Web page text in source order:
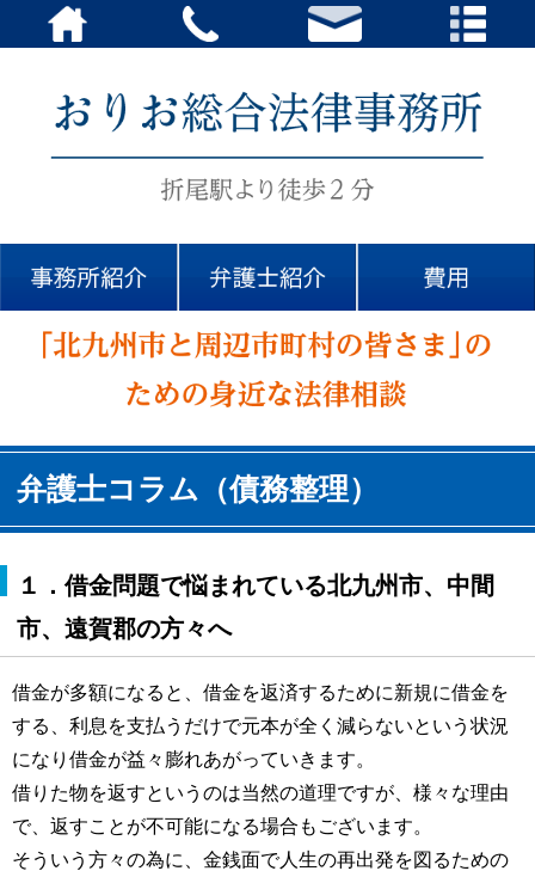
弁護士コラム（債務整理）
１．借金問題で悩まれている北九州市、中間
市、遠賀郡の方々へ
借金が多額になると、借金を返済するために新規に借金を
する、利息を支払うだけで元本が全く減らないという状況
になり借金が益々膨れあがっていきます。
借りた物を返すというのは当然の道理ですが、様々な理由
で、返すことが不可能になる場合もございます。
そういう方々の為に、金銭面で人生の再出発を図るための